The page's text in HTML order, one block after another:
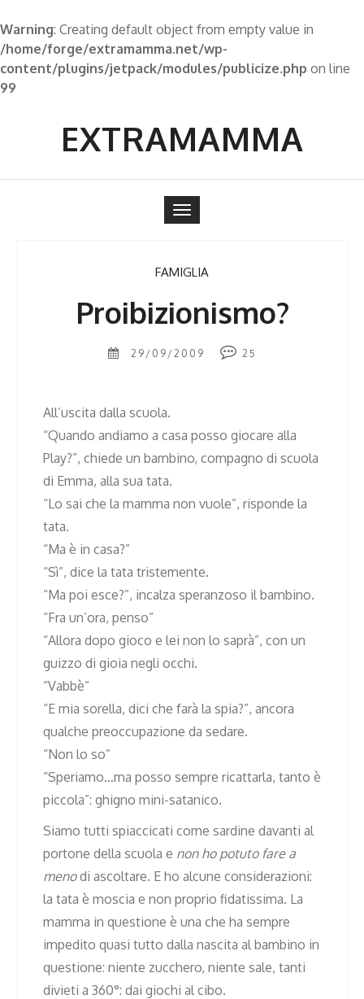
Warning: Creating default object from empty value in
/home/forge/extramamma.net/wp-
content/plugins/jetpack/modules/publicize.php on line
99
EXTRAMAMMA
Toggle
navigation
FAMIGLIA
Proibizionismo?
29/09/2009 25
All’uscita dalla scuola.
“Quando andiamo a casa posso giocare alla
Play?”, chiede un bambino, compagno di scuola
di Emma, alla sua tata.
“Lo sai che la mamma non vuole”, risponde la
tata.
“Ma è in casa?”
“Sì”, dice la tata tristemente.
“Ma poi esce?”, incalza speranzoso il bambino.
“Fra un’ora, penso”
“Allora dopo gioco e lei non lo saprà”, con un
guizzo di gioia negli occhi.
“Vabbè”
“E mia sorella, dici che farà la spia?”, ancora
qualche preoccupazione da sedare.
“Non lo so”
“Speriamo…ma posso sempre ricattarla, tanto è
piccola”: ghigno mini-satanico.
Siamo tutti spiaccicati come sardine davanti al
portone della scuola e non ho potuto fare a
menodi ascoltare. E ho alcune considerazioni:
la tata è moscia e non proprio fidatissima. La
mamma in questione è una che ha sempre
impedito quasi tutto dalla nascita al bambino in
questione: niente zucchero, niente sale, tanti
divieti a 360°: dai giochi al cibo.